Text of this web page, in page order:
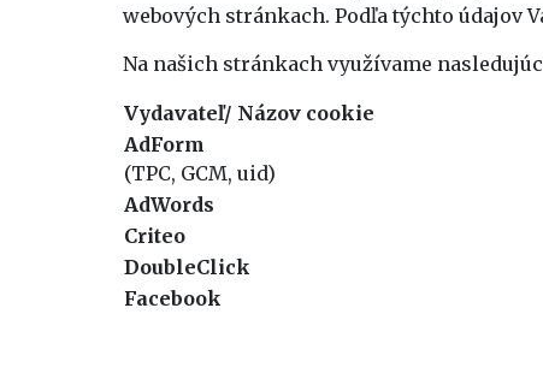
webových stránkach. Podľa týchto údajov
Na našich stránkach využívame
Vydavateľ/ Názov cookie
AdForm
(TPC, GCM, uid)
AdWords
Criteo
DoubleClick
Facebook